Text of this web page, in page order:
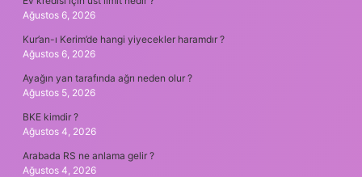
Ağustos 6, 2026
Kur’an-ı Kerim’de hangi yiyecekler haramdır ?
Ağustos 6, 2026
Ayağın yan tarafında ağrı neden olur ?
Ağustos 5, 2026
BKE kimdir ?
Ağustos 4, 2026
Arabada RS ne anlama gelir ?
Ağustos 4, 2026